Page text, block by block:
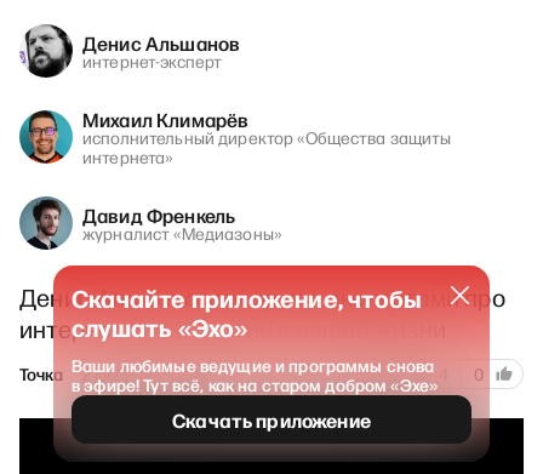
Денис Альшанов
интернет-эксперт
Михаил Климарёв
исполнительный директор «Общества защиты
интернета»
Давид Френкель
журналист «Медиазоны»
Денис Альшанов говорит с экспертами про
интернет и технологии в нашей жизни
Точка 2 февраля 2026 202 0
Скачайте приложение, чтобы
слушать «Эхо»
Ваши любимые ведущие и программы снова
в эфире! Тут всё, как на старом добром «Эхе»
Скачать приложение